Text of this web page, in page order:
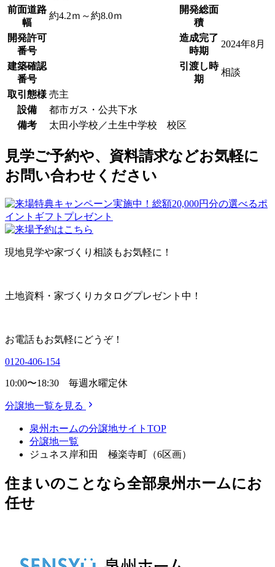
前面道路
幅
約4.2ｍ～約8.0ｍ
開発総面
積
開発許可
番号
造成完了
時期
2024年8月
建築確認
番号
引渡し時
期
相談
取引態様 売主
設備
都市ガス・公共下水
備考
太田小学校／土生中学校 校区
見学ご予約や、資料請求などお気軽に
お問い合わせください
現地見学や家づくり相談もお気軽に！
土地資料・家づくりカタログプレゼント中！
お電話もお気軽にどうぞ！
0120-406-154
10:00〜18:30 毎週水曜定休
分譲地一覧を見る
泉州ホームの分譲地サイトTOP
分譲地一覧
ジュネス岸和田 極楽寺町（6区画）
住まいのことなら全部泉州ホームにお
任せ